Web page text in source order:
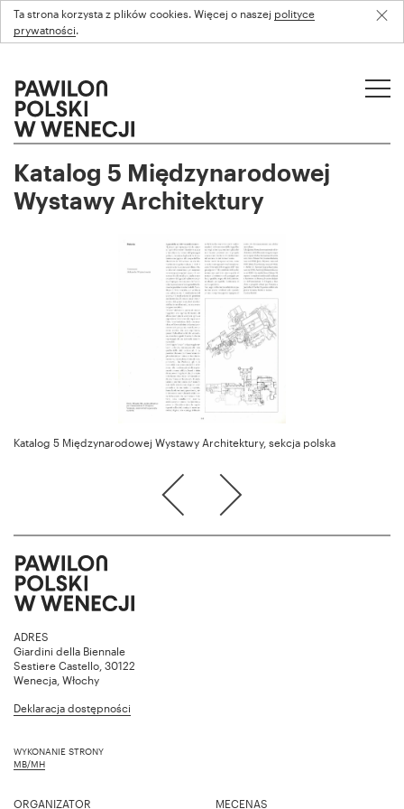
Ta strona korzysta z plików cookies. Więcej o naszej polityce
prywatności.
Katalog 5 Międzynarodowej
Wystawy Architektury
Katalog 5 Międzynarodowej Wystawy Architektury, sekcja polska
ADRES
Giardini della Biennale
Sestiere Castello, 30122
Wenecja, Włochy
Deklaracja dostępności
WYKONANIE STRONY
MB/MH
ORGANIZATOR MECENAS